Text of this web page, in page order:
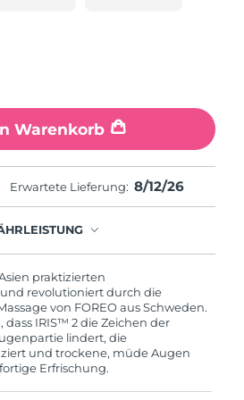
Warenkorb
Erwartete Lieferung: 8/12/26
ab Kaufdatum Anlass zur
FOREO-Produktes haben
du dieses Produkt von
praktizierten
revolutioniert durch die
von FOREO aus Schweden.
dass IRIS™ 2 die Zeichen der
lindert, die
und trockene, müde Augen
Erfrischung.
8/12/26
Erwartete Lieferung8/12/26
Erwartete Lieferung
Erwartete Lieferung